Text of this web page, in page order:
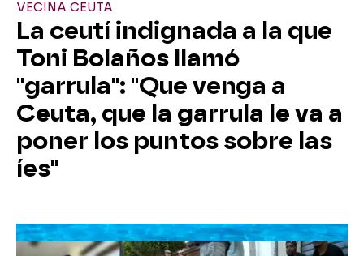
VECINA CEUTA
La ceutí indignada a la que
Toni Bolaños llamó
"garrula": "Que venga a
Ceuta, que la garrula le va a
poner los puntos sobre las
íes"